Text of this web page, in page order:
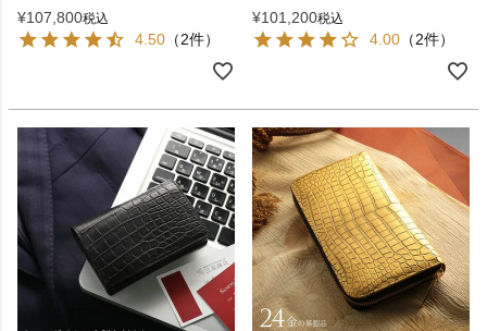
¥107,800税込
4.50 （2件）
¥101,200税込
4.00 （2件）